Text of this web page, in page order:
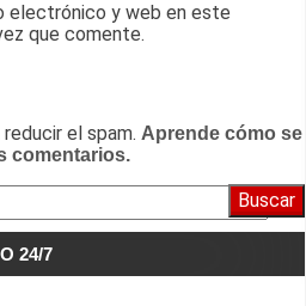
electrónico y web en este
que comente.
el spam. Aprende cómo se
comentarios.
24/7